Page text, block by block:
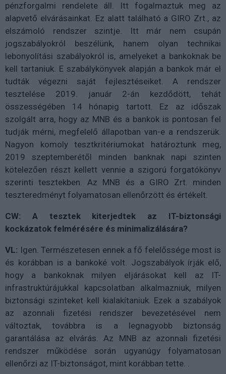
pénzforgalmi rendelete áll. Itt fogalmaztuk meg az
alapvető elvárásainkat. Ez alatt található a GIRO Zrt., az
elszámoló rendszer szintje. Itt már nem csupán
jogszabályokról beszélünk, hanem olyan technikai
lebonyolítási szabályokról is, amelyeket a bankoknak be
kell tartaniuk. E szabálykönyvek alapján a bankok már el
tudták végezni saját fejlesztéseiket. A rendszer
tesztelése 2019. január 2-án kezdődött, tehát
összességében 14 hónapig tartott. Ez az időszak
szolgált arra, hogy az MNB és a bankok is pontosan fel
tudják mérni, megfelelő állapotban van-e a rendszerük.
Nagyon komoly tesztkritériumokat határoztunk meg,
2019 szeptemberétől minden banknak napi szinten
kötelezően részt kellett vennie a szigorú forgatókönyv
szerinti tesztekben. Az MNB és a GIRO Zrt. minden
teszteredményt folyamatosan ellenőrzött és értékelt.
CW: A tesztek kiterjedtek az IT-biztonsági
kockázatok felmérésére és minimalizálására?
VL: Igen. Természetesen ennek a fő felelőssége most is
és korábban is a bankoké volt. Jogszabályok írják elő,
hogy a bankoknak milyen eljárásokat kell az IT-
infrastruktúrájukkal kapcsolatban alkalmazniuk, milyen
biztonsági szinteket kell kialakítaniuk. Ezek a szabályok
az azonnali fizetési rendszer bevezetésével nem
változtak, továbbra is a legnagyobb biztonság
garantálása az elvárás. Az MNB az azonnali fizetési
rendszer működése során ugyanúgy folyamatosan
ellenőrzi az IT-biztonságot, mint korábban tette. .